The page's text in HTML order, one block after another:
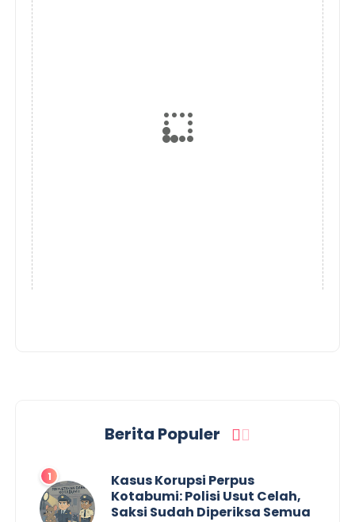
Berita Populer
Kasus Korupsi Perpus
Kotabumi: Polisi Usut Celah,
Saksi Sudah Diperiksa Semua